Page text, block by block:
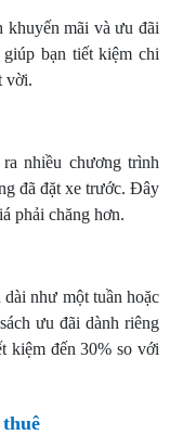
mãi và ưu đãi
bạn tiết kiệm chi
vời.
nhiều chương trình
đã đặt xe trước. Đây
phải chăng hơn.
như một tuần hoặc
ưu đãi dành riêng
kiệm đến 30% so với